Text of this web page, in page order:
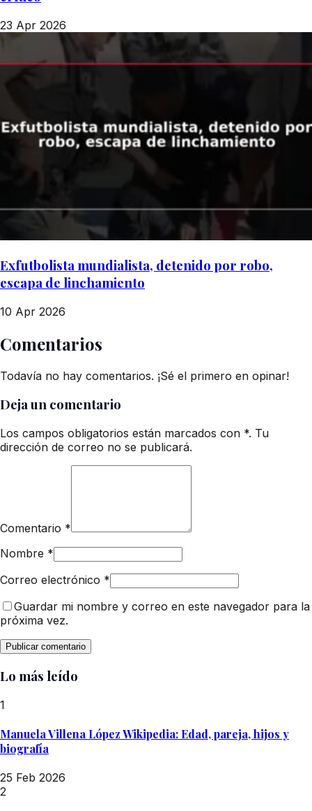
23 Apr 2026
Exfutbolista mundialista, detenido por robo,
escapa de linchamiento
10 Apr 2026
Comentarios
Todavía no hay comentarios. ¡Sé el primero en opinar!
Deja un comentario
Los campos obligatorios están marcados con *. Tu
dirección de correo no se publicará.
Comentario *
Nombre *
Correo electrónico *
Guardar mi nombre y correo en este navegador para la
próxima vez.
Lo más leído
1
Manuela Villena López Wikipedia: Edad, pareja, hijos y
biografía
25 Feb 2026
2